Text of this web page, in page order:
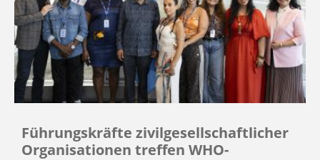
Führungskräfte zivilgesellschaftlicher
Organisationen treffen WHO-